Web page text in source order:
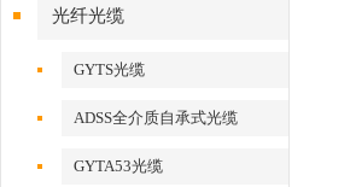
光纤光缆
GYTS光缆
ADSS全介质自承式光缆
GYTA53光缆